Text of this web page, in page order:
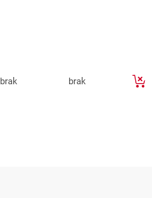
brak brak